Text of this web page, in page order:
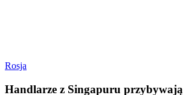
Rosja
Handlarze z Singapuru